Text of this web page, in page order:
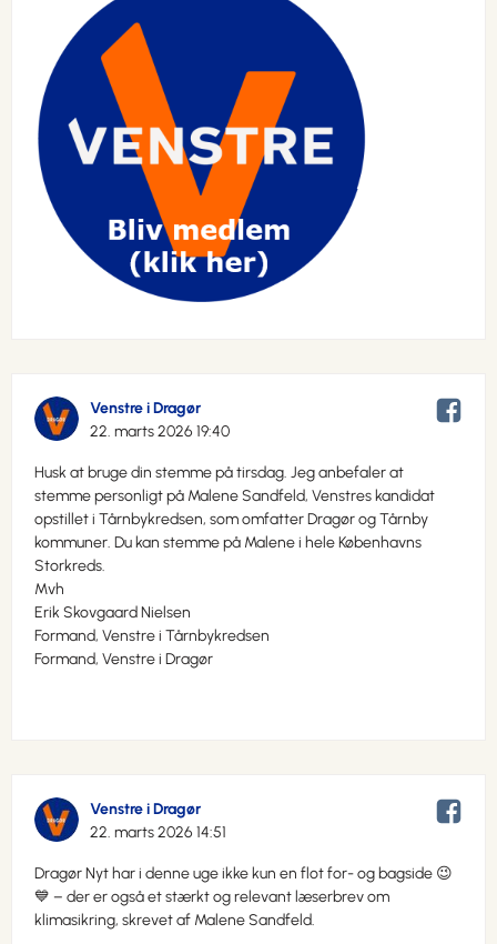
Venstre i Dragør
22. marts 2026 19:40
Husk at bruge din stemme på tirsdag. Jeg anbefaler at
stemme personligt på Malene Sandfeld, Venstres kandidat
opstillet i Tårnbykredsen, som omfatter Dragør og Tårnby
kommuner. Du kan stemme på Malene i hele Københavns
Storkreds.
Mvh
Erik Skovgaard Nielsen
Formand, Venstre i Tårnbykredsen
Formand, Venstre i Dragør
Venstre i Dragør
22. marts 2026 14:51
Dragør Nyt har i denne uge ikke kun en flot for- og bagside 😉
💙 – der er også et stærkt og relevant læserbrev om
klimasikring, skrevet af Malene Sandfeld.